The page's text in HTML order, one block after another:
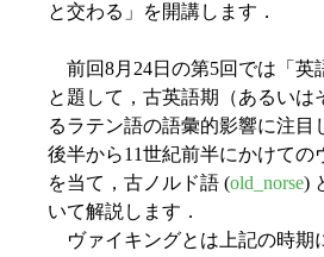
と交わる」を開講します．
前回8月24日の第5回では「英
と題して，古英語期（あるいは
るラテン語の語彙的影響に注目
後半から11世紀前半にかけての
を当て，古ノルド語 (old_norse)
いて解説します．
ヴァイキングとは上記の時期